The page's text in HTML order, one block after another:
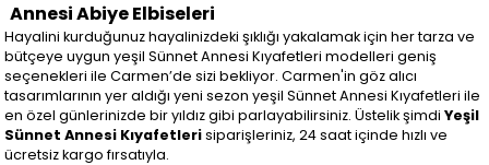
Annesi Abiye Elbiseleri
Hayalini kurduğunuz hayalinizdeki şıklığı yakalamak için her tarza ve
bütçeye uygun yeşil Sünnet Annesi Kıyafetleri modelleri geniş
seçenekleri ile Carmen’de sizi bekliyor. Carmen'in göz alıcı
tasarımlarının yer aldığı yeni sezon yeşil Sünnet Annesi Kıyafetleri ile
en özel günlerinizde bir yıldız gibi parlayabilirsiniz. Üstelik şimdiYeşil
Sünnet Annesi Kıyafetlerisiparişleriniz, 24 saat içinde hızlı ve
ücretsiz kargo fırsatıyla.